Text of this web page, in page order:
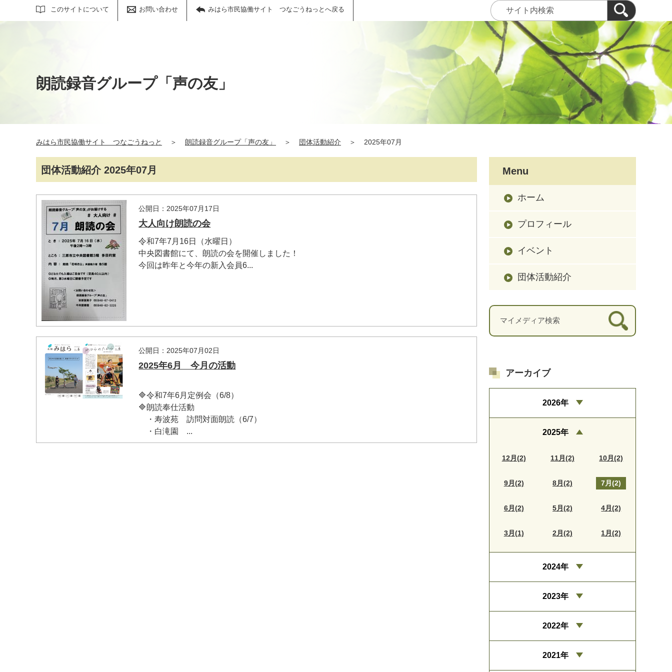
このサイトについて お問い合わせ みはら市民協働サイト つなごうねっとへ戻る
サイト内検索
朗読録音グループ「声の友」
みはら市民協働サイト つなごうねっと ＞ 朗読録音グループ「声の友」 ＞ 団体活動紹介 ＞ 2025年07月
団体活動紹介 2025年07月
公開日：2025年07月17日
大人向け朗読の会
令和7年7月16日（水曜日）
中央図書館にて、朗読の会を開催しました！
今回は昨年と今年の新入会員6...
公開日：2025年07月02日
2025年6月 今月の活動
🔷令和7年6月定例会（6/8）
🔷朗読奉仕活動
・寿波苑 訪問対面朗読（6/7）
・白滝園 ...
Menu
ホーム
プロフィール
イベント
団体活動紹介
マイメディア検索
アーカイブ
2026年
2025年
12月(2) 11月(2) 10月(2)
9月(2) 8月(2) 7月(2)
6月(2) 5月(2) 4月(2)
3月(1) 2月(2) 1月(2)
2024年
2023年
2022年
2021年